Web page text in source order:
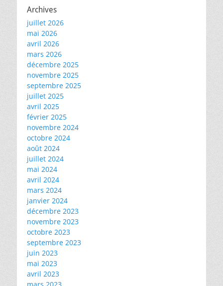
Archives
juillet 2026
mai 2026
avril 2026
mars 2026
décembre 2025
novembre 2025
septembre 2025
juillet 2025
avril 2025
février 2025
novembre 2024
octobre 2024
août 2024
juillet 2024
mai 2024
avril 2024
mars 2024
janvier 2024
décembre 2023
novembre 2023
octobre 2023
septembre 2023
juin 2023
mai 2023
avril 2023